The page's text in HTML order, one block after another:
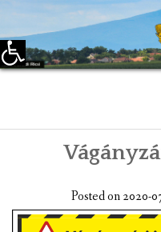
Eszköztár megnyitása
KEZDŐLAP
TELEPÜLÉSÜNKRŐL
Posted on2020-